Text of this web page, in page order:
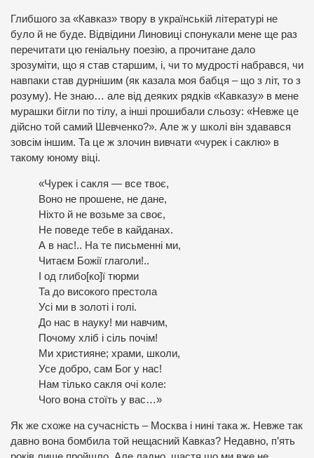
Глибшого за «Кавказ» твору в українській літературі не
було й не буде. Відвідини Линовиці спонукали мене ще раз
перечитати цю геніальну поезію, а прочитане дало
зрозуміти, що я став старшим, і, чи то мудрості набрався, чи
навпаки став дурнішим (як казала моя бабця – що з літ, то з
розуму). Не знаю… але від деяких рядків «Кавказу» в мене
мурашки бігли по тілу, а інші прошибали сльозу: «Невже це
дійсно той самий Шевченко?». Але ж у школі він здавався
зовсім іншим. Та це ж злочин вивчати «чурек і саклю» в
такому юному віці.
«Чурек і сакля — все твоє,
Воно не прошене, не дане,
Ніхто й не возьме за своє,
Не поведе тебе в кайданах.
А в нас!.. На те письменні ми,
Читаєм Божії глаголи!..
І од глибо[ко]ї тюрми
Та до високого престола
Усі ми в золоті і голі.
До нас в науку! ми навчим,
Почому хліб і сіль почім!
Ми християне; храми, школи,
Усе добро, сам Бог у нас!
Нам тілько сакля очі коле:
Чого вона стоїть у вас…»
Як же схоже на сучасність – Москва і нині така ж. Невже так
давно вона бомбила той нещасний Кавказ? Недавно, п’ять